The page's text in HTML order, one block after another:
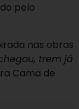
pelo
nas obras
trem já
Cama de